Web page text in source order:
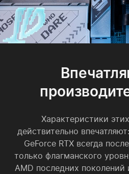
Характеристики
действительно
GeForce RTX всегда
только флагманского
AMD последних поколений